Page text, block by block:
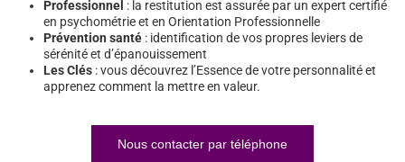
Professionnel : la restitution est assurée par un expert certifié
en psychométrie et en Orientation Professionnelle
Prévention santé : identification de vos propres leviers de
sérénité et d’épanouissement
Les Clés : vous découvrez l’Essence de votre personnalité et
apprenez comment la mettre en valeur.
Nous contacter par téléphone